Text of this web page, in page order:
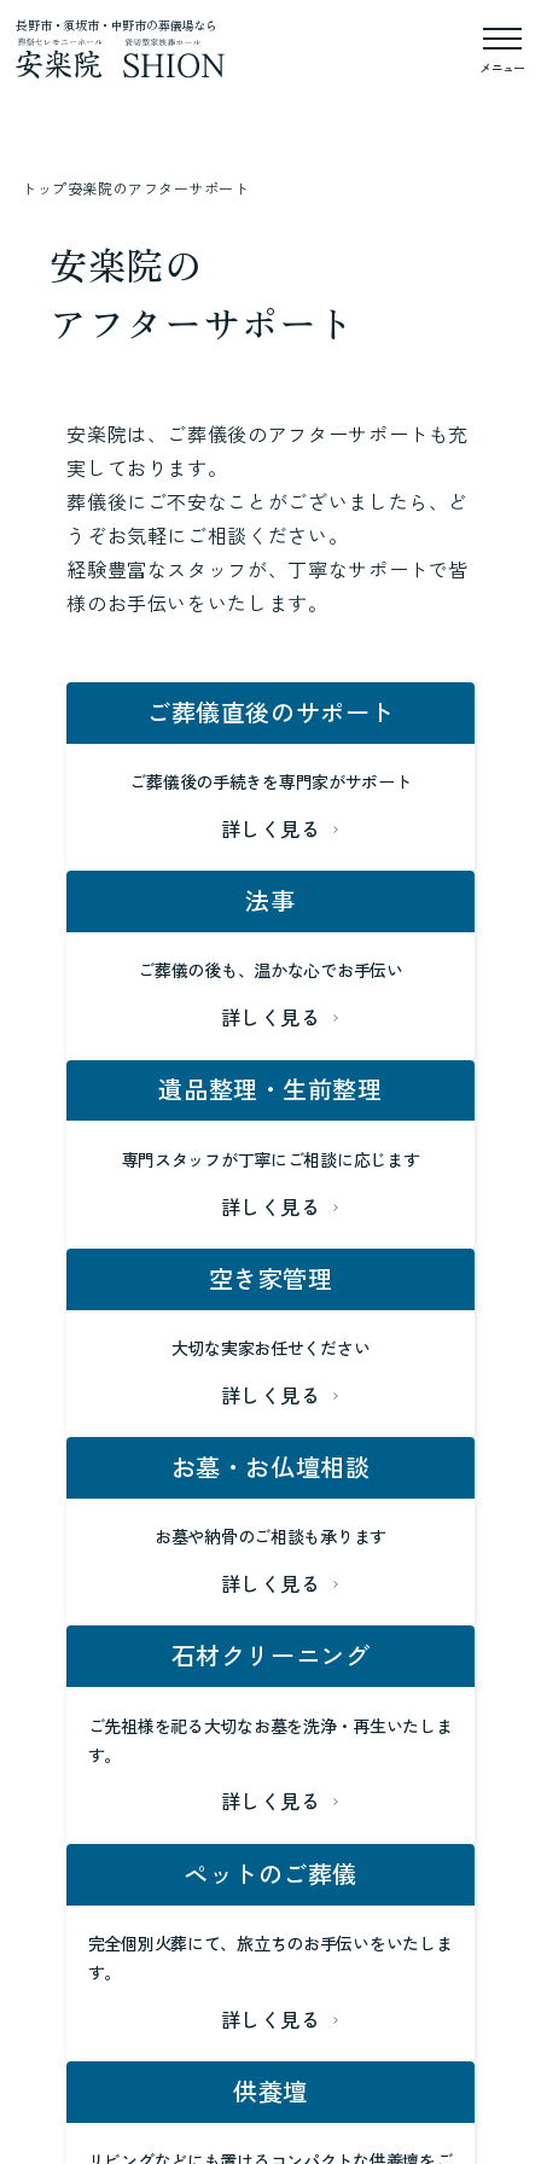
長野市・須坂市・中野市の葬儀場なら
メニュー
トップ安楽院のアフターサポート
安楽院の
アフターサポート
安楽院は、ご葬儀後のアフターサポートも充
実しております。
葬儀後にご不安なことがございましたら、ど
うぞお気軽にご相談ください。
経験豊富なスタッフが、丁寧なサポートで皆
様のお手伝いをいたします。
ご葬儀直後のサポート
ご葬儀後の手続きを専門家がサポート
詳しく見る
法事
ご葬儀の後も、温かな心でお手伝い
詳しく見る
遺品整理・生前整理
専門スタッフが丁寧にご相談に応じます
詳しく見る
空き家管理
大切な実家お任せください
詳しく見る
お墓・お仏壇相談
お墓や納骨のご相談も承ります
詳しく見る
石材クリーニング
ご先祖様を祀る大切なお墓を洗浄・再生いたしま
す。
詳しく見る
ペットのご葬儀
完全個別火葬にて、旅立ちのお手伝いをいたしま
す。
詳しく見る
供養壇